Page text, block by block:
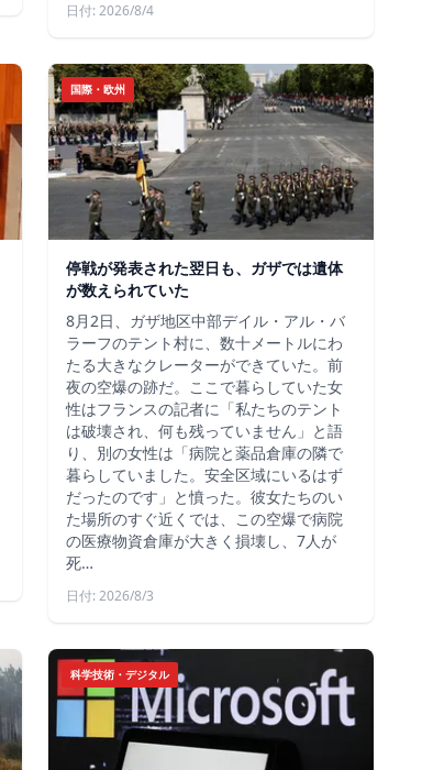
日付: 2026/8/4
国際・欧州
停戦が発表された翌日も、ガザでは遺体
が数えられていた
8月2日、ガザ地区中部デイル・アル・バ
ラーフのテント村に、数十メートルにわ
たる大きなクレーターができていた。前
夜の空爆の跡だ。ここで暮らしていた女
性はフランスの記者に「私たちのテント
は破壊され、何も残っていません」と語
り、別の女性は「病院と薬品倉庫の隣で
暮らしていました。安全区域にいるはず
だったのです」と憤った。彼女たちのい
た場所のすぐ近くでは、この空爆で病院
の医療物資倉庫が大きく損壊し、7人が
死…
日付: 2026/8/3
科学技術・デジタル